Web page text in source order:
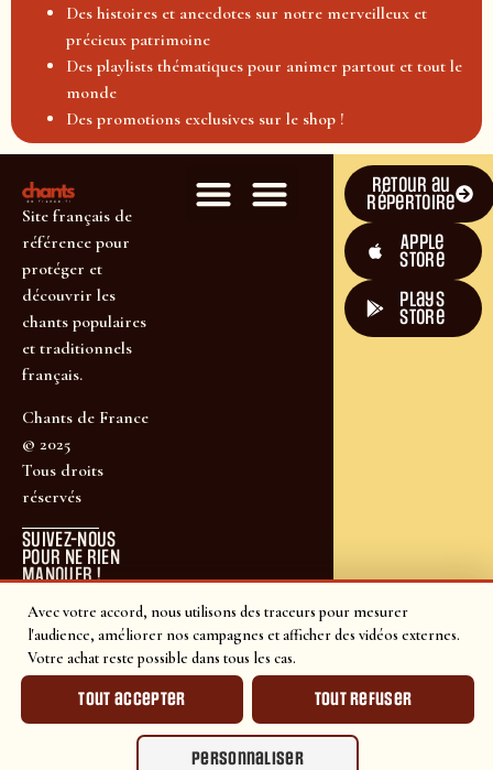
Avec votre accord, nous utilisons des traceurs pour mesurer
l'audience, améliorer nos campagnes et afficher des vidéos externes.
Votre achat reste possible dans tous les cas.
Tout accepter Tout refuser
Personnaliser
Des histoires et anecdotes sur notre merveilleux et
précieux patrimoine
Des playlists thématiques pour animer partout et tout le
monde
Des promotions exclusives sur le shop !
Site français de
référence pour
protéger et
découvrir les
chants populaires
et traditionnels
français.
Chants de France
© 2025
Tous droits
réservés
SUIVEZ-NOUS
POUR NE RIEN
MANQUER !
Retour au
répertoire
Apple
Store
plays
store